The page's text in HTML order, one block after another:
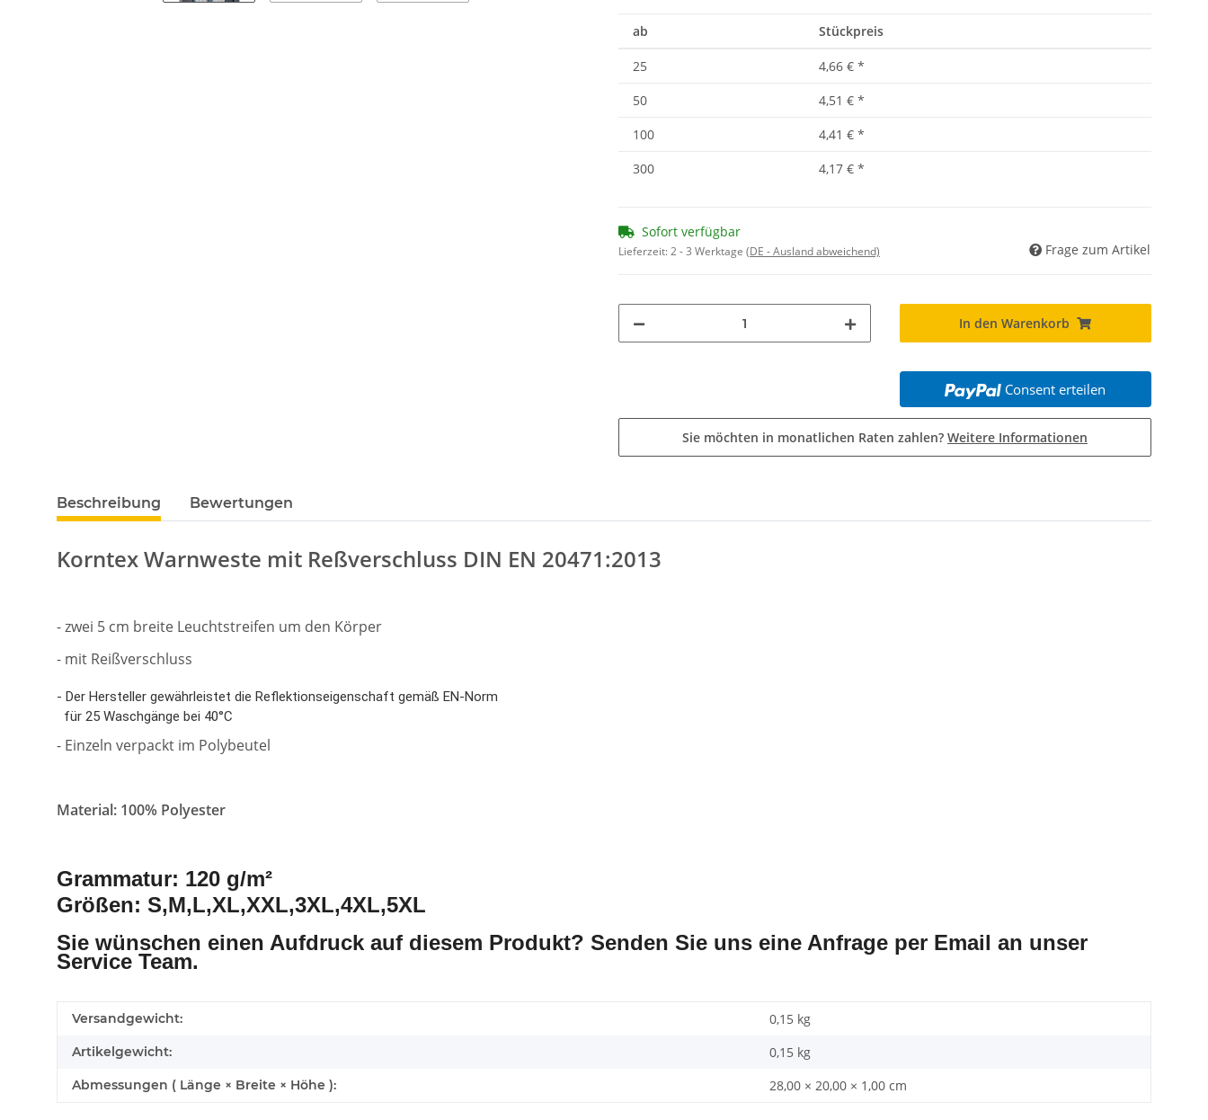
ab Stückpreis
25 4,66 € *
50
4,51 € *
100
4,41 € *
300
4,17 € *
Sofort verfügbar
Lieferzeit:2 - 3 Werktage (DE - Ausland abweichend) Frage zum Artikel
In den Warenkorb
Consent erteilen
Sie möchten in monatlichen Raten zahlen? Weitere Informationen
Beschreibung Bewertungen
Korntex Warnweste mit Reßverschluss DIN EN 20471:2013
- zwei 5 cm breite Leuchtstreifen um den Körper
- mit Reißverschluss
- Der Hersteller gewährleistet die Reflektionseigenschaft gemäß EN-Norm
für 25 Waschgänge bei 40°C
- Einzeln verpackt im Polybeutel
Material: 100% Polyester
Grammatur: 120 g/m²
Größen: S,M,L,XL,XXL,3XL,4XL,5XL
Sie wünschen einen Aufdruck auf diesem Produkt? Senden Sie uns eine Anfrage per Email an unser
Service Team.
Versandgewicht: 0,15 kg
Artikelgewicht: 0,15 kg
Abmessungen ( Länge × Breite × Höhe ): 28,00 × 20,00 × 1,00 cm